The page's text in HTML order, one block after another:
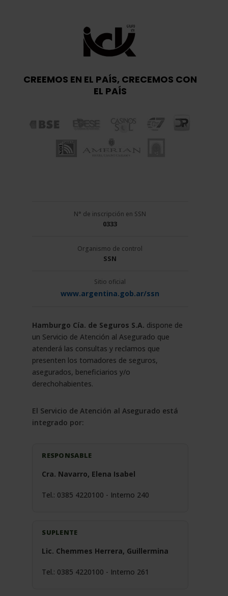
CREEMOS EN EL PAÍS, CRECEMOS CON
EL PAÍS
N° de inscripción en SSN
0333
Organismo de control
SSN
Sitio oficial
www.argentina.gob.ar/ssn
Hamburgo Cía. de Seguros S.A. dispone de
un Servicio de Atención al Asegurado que
atenderá las consultas y reclamos que
presenten los tomadores de seguros,
asegurados, beneficiarios y/o
derechohabientes.
El Servicio de Atención al Asegurado está
integrado por:
RESPONSABLE
Cra. Navarro, Elena Isabel
Tel.: 0385 4220100 - Interno 240
SUPLENTE
Lic. Chemmes Herrera, Guillermina
Tel.: 0385 4220100 - Interno 261